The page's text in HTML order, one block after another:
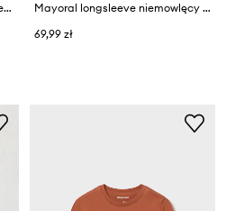
Mayoral t-shirt bawełniany dziecięcy
Mayoral longsleeve niemowlęcy bawełniany
69,99 zł